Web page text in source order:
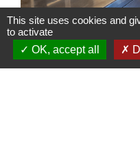
This site uses cookies and
to activate
OK, accept all